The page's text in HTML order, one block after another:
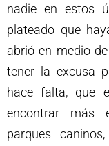
nadie en estos
plateado que
abrió en medio
tener la excusa
hace falta, que
encontrar más
parques